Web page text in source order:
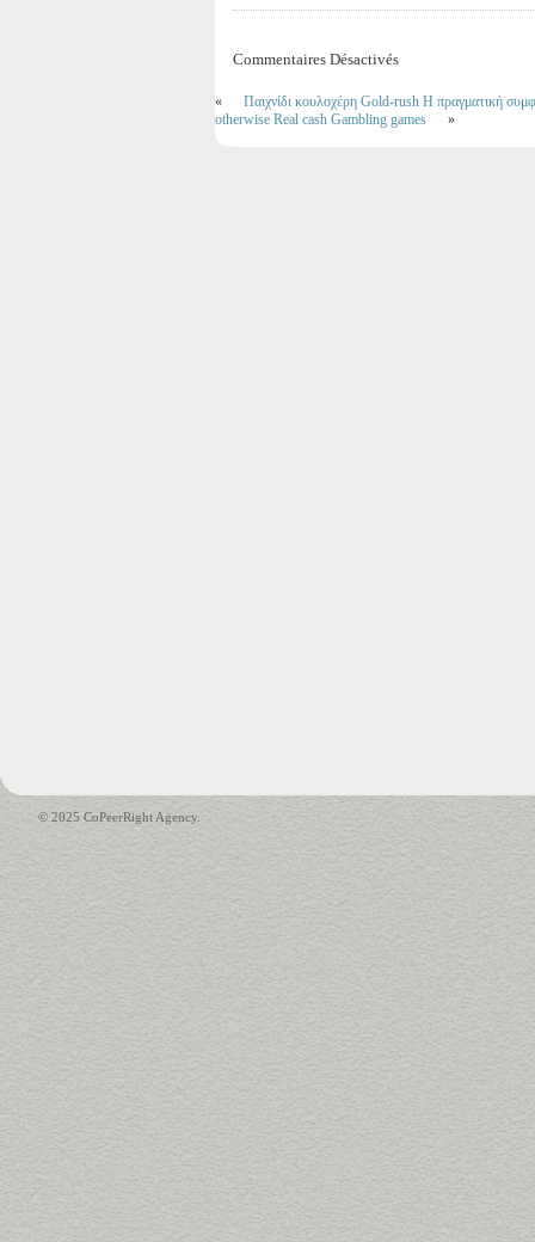
Commentaires Désactivés
«
Παιχνίδι κουλοχέρη Gold-rush Η πραγματική
otherwise Real cash Gambling games
»
© 2025 CoPeerRight Agency.